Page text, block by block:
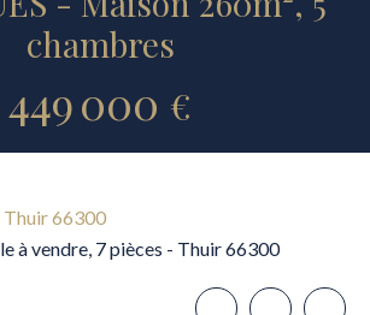
chambres
449 000 €
Thuir 66300
à vendre, 7 pièces - Thuir 66300